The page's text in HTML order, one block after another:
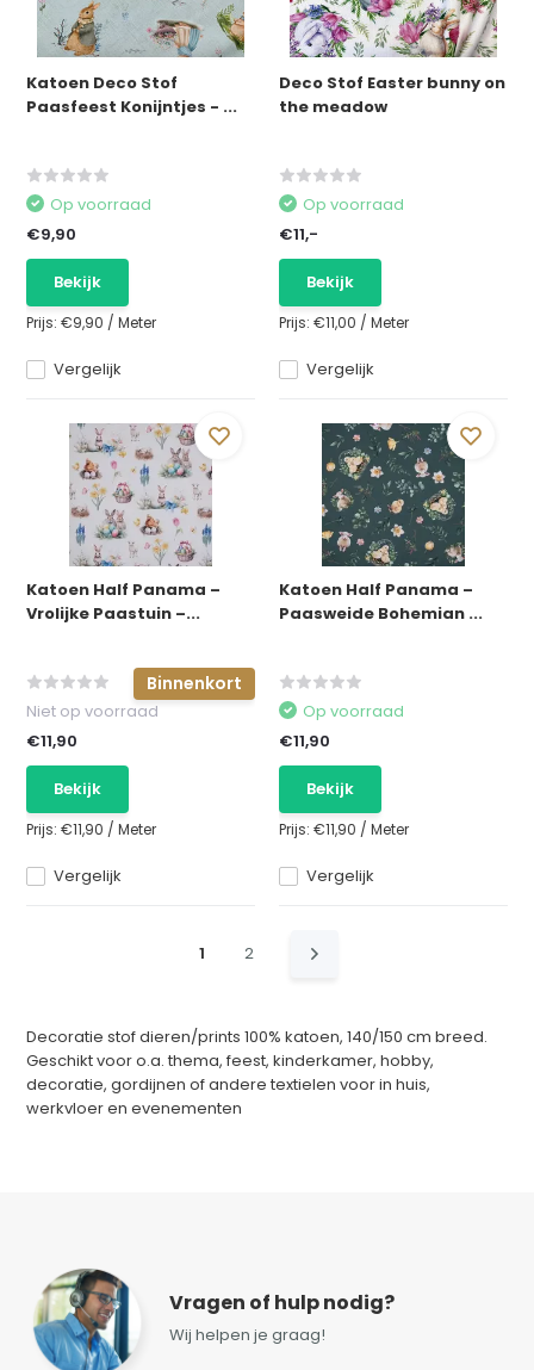
Katoen Deco Stof
Paasfeest Konijntjes - ...
Vergelijk
Op voorraad
€9,90
Bekijk
Prijs:€9,90 /Meter
Deco Stof Easter bunny on
the meadow
Vergelijk
Op voorraad
€11,-
Bekijk
Prijs: €11,00 / Meter
Katoen Half Panama –
Vrolijke Paastuin –...
Binnenkort
Vergelijk
Niet op voorraad
€11,90
Bekijk
Prijs:€11,90 /Meter
Katoen Half Panama –
Paasweide Bohemian ...
Vergelijk
Op voorraad
€11,90
Bekijk
Prijs: €11,90 / Meter
1 2
Decoratie stof dieren/prints100% katoen, 140/150 cm breed.
Geschikt voor o.a. thema, feest, kinderkamer, hobby,
decoratie, gordijnen of andere textielen voor in huis,
werkvloer en evenementen
Vragen of hulp nodig?
Wij helpen je graag!